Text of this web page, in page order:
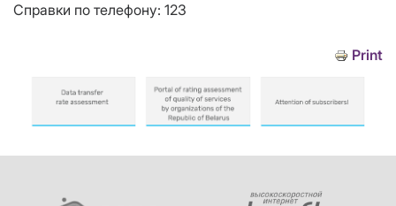
Справки по телефону: 123
Print